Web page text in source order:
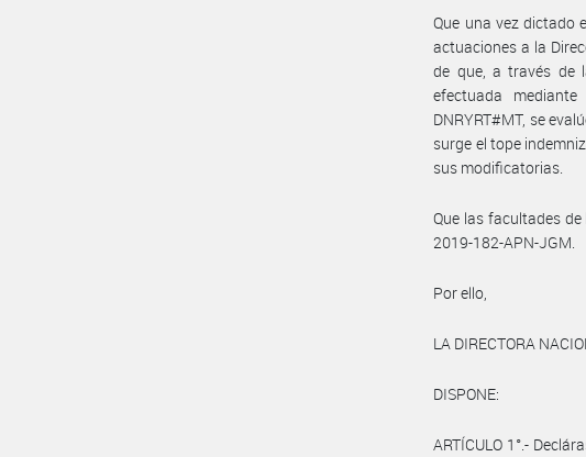
Que una vez dictado
actuaciones a la
de que, a través de
efectuada mediante
DNRYRT#MT, se
surge el tope
sus modificatorias.
Que las facultades
2019-182-APN-JGM.
Por ello,
LA DIRECTORA
DISPONE:
ARTÍCULO 1°.-